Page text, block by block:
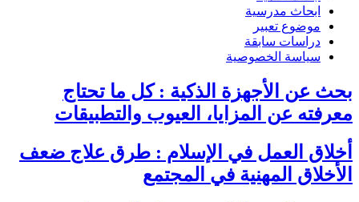
ابحاث مدرسية
موضوع تعبير
دراسات سابقة
سياسة الخصوصية
بحث عن الأجهزة الذكية : كل ما تحتاج
معرفته عن المزايا، العيوب والتطبيقات
أخلاق العمل في الإسلام : طرق علاج ضعف
الأخلاق المهنية في المجتمع